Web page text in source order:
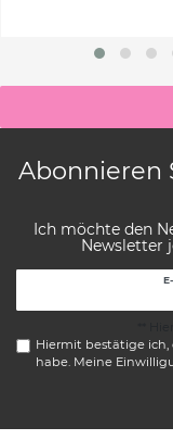
Abonnieren
Ich möchte den
Newsletter
Hiermit bestätige ich,
habe. Meine